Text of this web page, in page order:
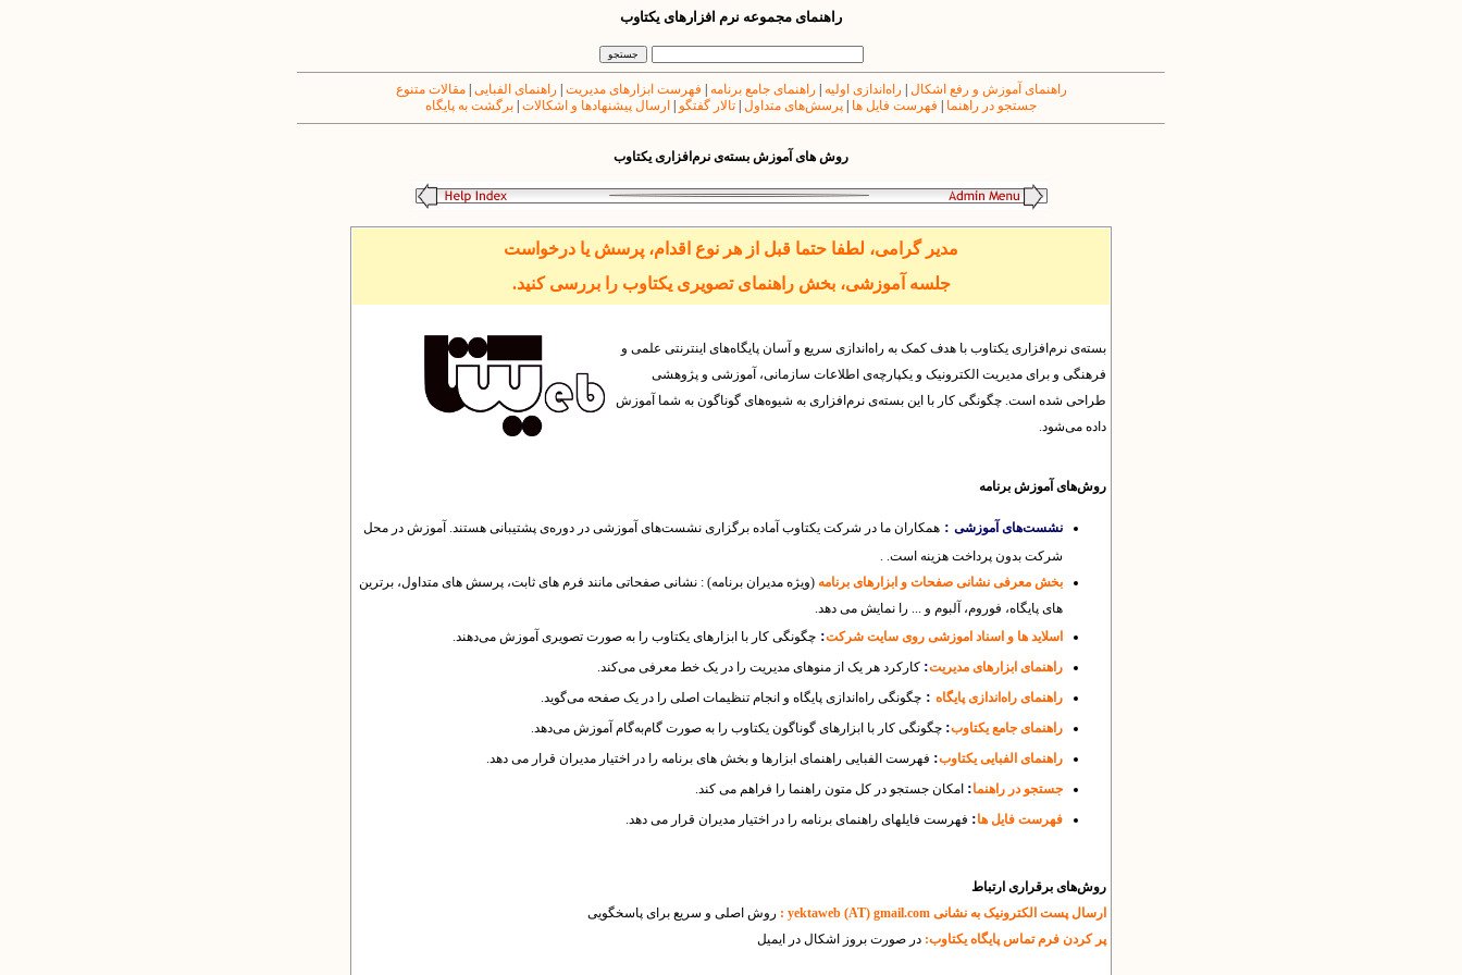
راهنمای مجموعه نرم افزارهای یکتاوب
راهنمای آموزش و رفع اشکال راه‌اندازی اولیه راهنمای جامع برنامه فهرست ابزارهای مدیریت راهنمای الفبایی |مقالات متنوع
جستجو در راهنما
فهرست فایل ها پرسش‌های متداول تالار گفتگو ارسال پیشنهادها و اشکالات برگشت به پایگاه
روش های آموزش بسته‌ی نرم‌افزاری یکتاوب
مدیر گرامی، لطفا حتما قبل از هر نوع اقدام، پرسش یا درخواست
جلسه آموزشی، بخش راهنمای تصویری یکتاوب را بررسی کنید.
بسته‌ی نرم‌افزاری یکتاوب با هدف کمک به راه‌‌اندازی سریع و آسان پایگاه‌های اینترنتی علمی و
فرهنگی و برای مدیریت الکترونیک و یکپارچه‌ی اطلاعات سازمانی، آموزشی و پژوهشی
طراحی شده است. چگونگی کار با این بسته‌ی نرم‌افزاری به شیوه‌های گوناگون به شما آموزش
داده می‌شود.
روش‌های آموزش برنامه
نشست‌های آموزشی : همکاران ما در شرکت یکتاوب آماده برگزاری نشست‌های آموزشی در دوره‌ی پشتیبانی هستند. آموزش در محل
شرکت بدون پرداخت هزینه است. .
بخش معرفی نشانی صفحات و ابزارهای برنامه (ویژه مدیران برنامه) : نشانی صفحاتی مانند فرم های ثابت، پرسش های متداول، برترین
های پایگاه، فوروم، آلبوم و ... را نمایش می دهد.
اسلاید ها و اسناد اموزشی روی سایت شرکت: چگونگی کار با ابزارهای یکتاوب را به صورت تصویری آموزش می‌دهند.
راهنمای ابزارهای مدیریت: کارکرد هر یک از منوهای مدیریت را در یک خط معرفی می‌کند.
راهنمای راه‌اندازی پایگاه : چگونگی راه‌اندازی پایگاه و انجام تنظیمات اصلی را در یک صفحه می‌گوید.
راهنمای جامع یکتاوب: چگونگی کار با ابزارهای گوناگون یکتاوب را به صورت گام‌به‌گام آموزش می‌دهد.
راهنمای الفبایی یکتاوب: فهرست الفبایی راهنمای ابزارها و بخش های برنامه را در اختیار مدیران قرار می دهد.
جستجو در راهنما: امکان جستجو در کل متون راهنما را فراهم می کند.
فهرست فایل ها: فهرست فایلهای راهنمای برنامه را در اختیار مدیران قرار می دهد.
روش‌های برقراری ارتباط
ارسال پست الکترونیک به نشانی yektaweb (AT) gmail.com :
روش اصلی و سریع برای پاسخگویی
پر کردن فرم تماس پایگاه یکتاوب: در صورت بروز اشکال در ایمیل